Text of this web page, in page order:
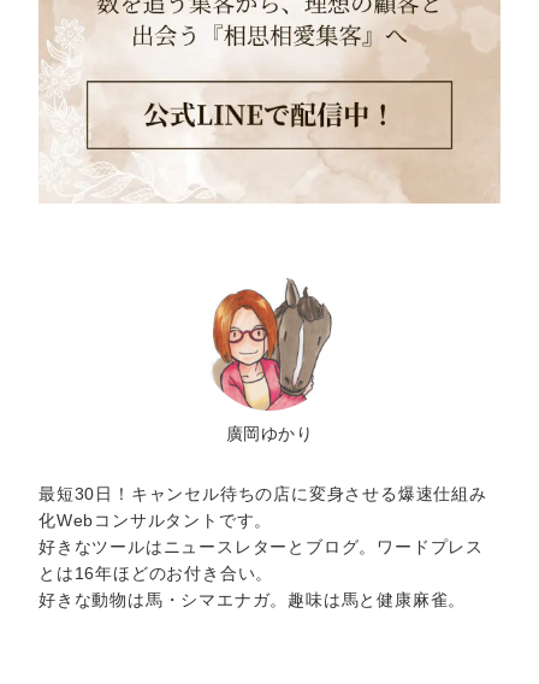
廣岡ゆかり
最短30日！キャンセル待ちの店に変身させる爆速仕組み
化Webコンサルタントです。
好きなツールはニュースレターとブログ。ワードプレス
とは16年ほどのお付き合い。
好きな動物は馬・シマエナガ。趣味は馬と健康麻雀。